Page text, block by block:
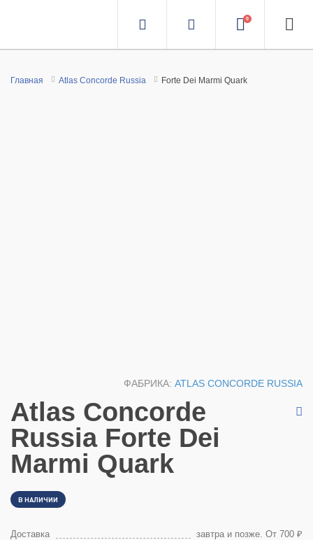
0
Главная Atlas Concorde Russia Forte Dei Marmi Quark
ФАБРИКА: ATLAS CONCORDE RUSSIA
Atlas Concorde
Russia Forte Dei
Marmi Quark
В НАЛИЧИИ
Доставка
завтра и позже. От 700 ₽